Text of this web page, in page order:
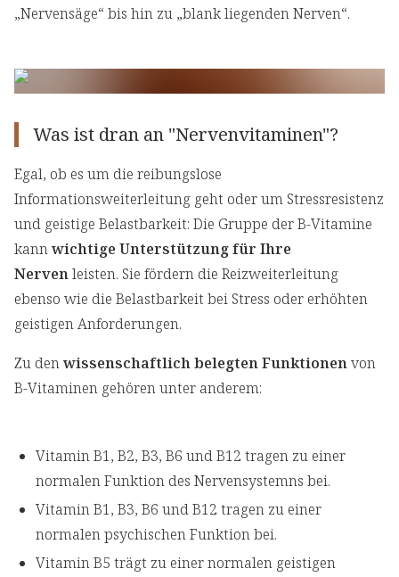
„Nervensäge“ bis hin zu „blank liegenden Nerven“.
Was ist dran an "Nervenvitaminen"?
Egal, ob es um die reibungslose
Informationsweiterleitung geht oder um Stressresistenz
und geistige Belastbarkeit: Die Gruppe der B-Vitamine
kannwichtige Unterstützung für Ihre
Nervenleisten. Sie fördern die Reizweiterleitung
ebenso wie die Belastbarkeit bei Stress oder erhöhten
geistigen Anforderungen.
Zu denwissenschaftlich belegten Funktionenvon
B-Vitaminen gehören unter anderem:
Vitamin B1, B2, B3, B6 und B12 tragen zu einer
normalen Funktion des Nervensystemns bei.
Vitamin B1, B3, B6 und B12 tragen zu einer
normalen psychischen Funktion bei.
Vitamin B5 trägt zu einer normalen geistigen